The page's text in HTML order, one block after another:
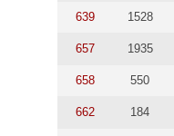
639 1528
657 1935
658 550
662 184